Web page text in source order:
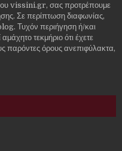
vissini.gr, σας προτρέπουμε
Σε περίπτωση διαφωνίας,
Τυχόν περιήγηση ή/και
τεκμήριο ότι έχετε
παρόντες όρους ανεπιφύλακτα,